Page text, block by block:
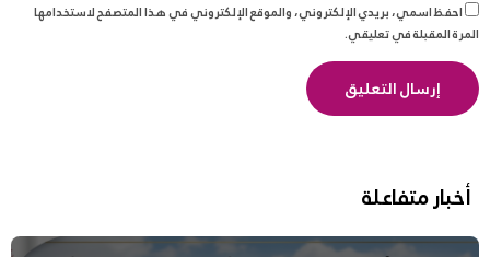
احفظ اسمي، بريدي الإلكتروني، والموقع الإلكتروني في هذا المتصفح لاستخدامها
المرة المقبلة في تعليقي.
أخبار متفاعلة